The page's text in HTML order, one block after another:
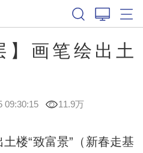
】画笔绘出土
09:30:15 11.9万
“致富景”（新春走基